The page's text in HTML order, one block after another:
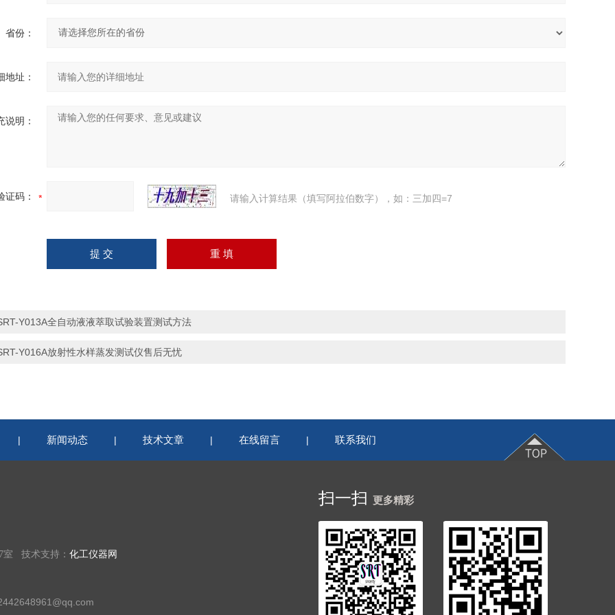
省份：
地址：
说明：
证码： 请输入计算结果（填写阿拉伯数字），如：三加四=7
Y013A全自动液液萃取试验装置测试方法
Y016A放射性水样蒸发测试仪售后无忧
| 新闻动态 | 技术文章 | 在线留言 | 联系我们
室 技术支持： 化工仪器网
扫一扫 更多精彩